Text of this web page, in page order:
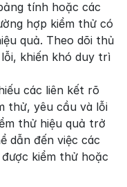
tính hoặc các
hợp kiểm thử có
quả. Theo dõi thủ
khiến khó duy trì
các liên kết rõ
thử, yêu cầu và lỗi
thử hiệu quả trở
dẫn đến việc các
kiểm thử hoặc